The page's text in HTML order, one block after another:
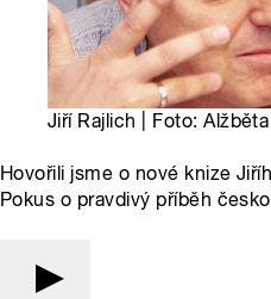
Jiří Rajlich | Foto:
Hovořili jsme o nové knize
Pokus o pravdivý příběh